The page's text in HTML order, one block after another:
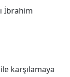
İbrahim
ile karşılamaya